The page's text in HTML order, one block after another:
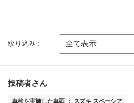
絞り込み :
投稿者さん
車検を実施した車両 ： スズキ スペーシア